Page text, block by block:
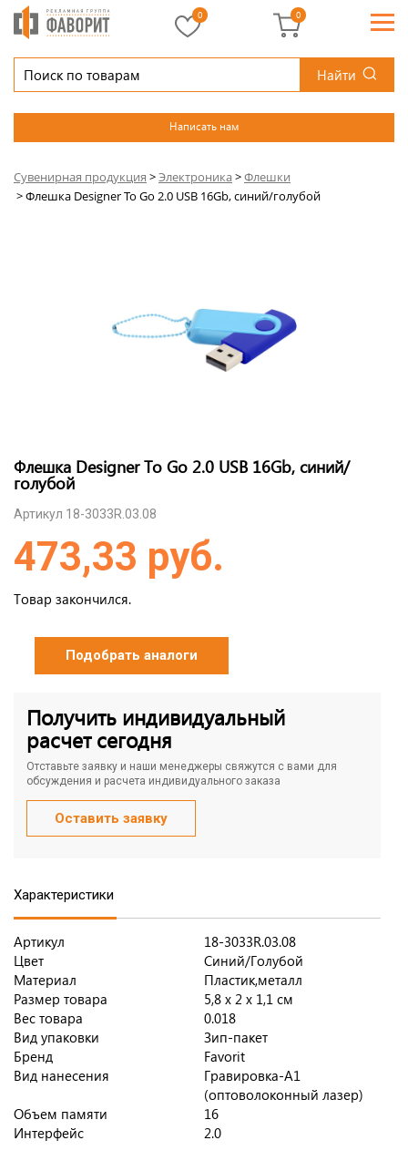
Найти
Написать нам
0 0
Сувенирная продукция >Электроника>Флешки
>Флешка Designer To Go 2.0 USB 16Gb, синий/голубой
Флешка Designer To Go 2.0 USB 16Gb, синий/
голубой
Артикул 18-3033R.03.08
473,33 руб.
Товар закончился.
Подобрать аналоги
Получить индивидуальный
расчет сегодня
Отставьте заявку и наши менеджеры свяжутся с вами для
обсуждения и расчета индивидуального заказа
Оставить заявку
Характеристики
Артикул
18-3033R.03.08
Цвет
Синий/Голубой
Материал
Пластик,металл
Размер товара
5,8 x 2 x 1,1 см
Вес товара
0.018
Вид упаковки
Зип-пакет
Бренд
Favorit
Вид нанесения
Гравировка-А1
(оптоволоконный лазер)
Объем памяти
16
Интерфейс
2.0